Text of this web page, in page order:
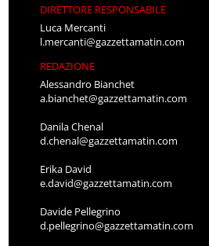
DIRETTORE RESPONSABILE
Luca Mercanti
l.mercanti@gazzettamatin.com
REDAZIONE
Alessandro Bianchet
a.bianchet@gazzettamatin.com
Danila Chenal
d.chenal@gazzettamatin.com
Erika David
e.david@gazzettamatin.com
Davide Pellegrino
d.pellegrino@gazzettamatin.com